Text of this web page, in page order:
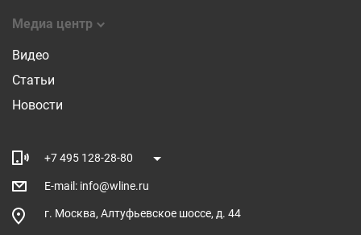
Медиа центр
Видео
Статьи
Новости
+7 495 128-28-80
E-mail: info@wline.ru
г. Москва, Алтуфьевское шоссе, д. 44